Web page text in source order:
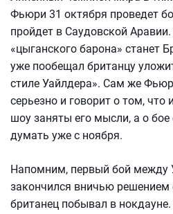
Фьюри 31 октября проведет
пройдет в Саудовской
«цыганского барона» станет
уже пообещал британцу
стиле Уайлдера». Сам же
серьезно и говорит о том,
шоу заняты его мысли, а о бое
думать уже с ноября.
Напомним, первый бой между
закончился вничью решением
британец побывал в